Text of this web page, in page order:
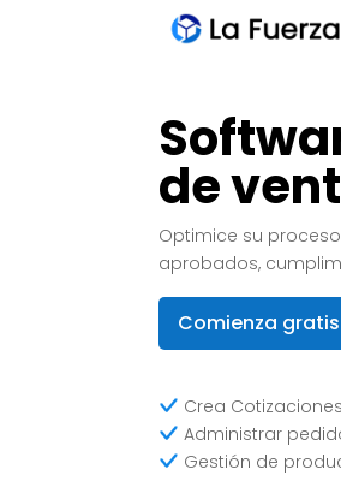
de
Optimice su
aprobados,
Comienza gratis
Crea
Administrar
Gestión de